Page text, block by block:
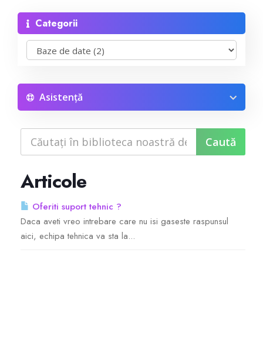
Reseller Radio SonicPanel SHOUTcast
WebHosting
Reseller Web Hosting
Servere VPS
Counter Strike 1.6
Counter Strike Go
Categorii
Asistență
Articole
Oferiti suport tehnic ?
Daca aveti vreo intrebare care nu isi gaseste raspunsul
aici, echipa tehnica va sta la...